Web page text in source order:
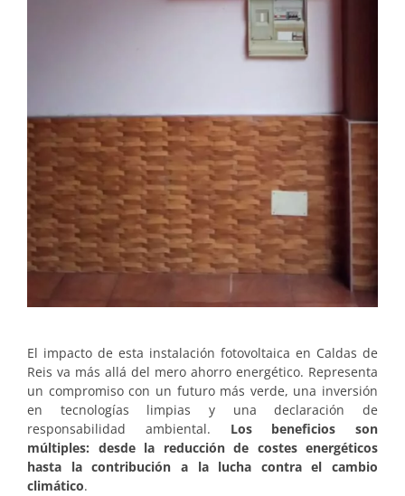
El impacto de esta instalación fotovoltaica en Caldas de
Reis va más allá del mero ahorro energético. Representa
un compromiso con un futuro más verde, una inversión
en tecnologías limpias y una declaración de
responsabilidad ambiental. Los beneficios son
múltiples: desde la reducción de costes energéticos
hasta la contribución a la lucha contra el cambio
climático.